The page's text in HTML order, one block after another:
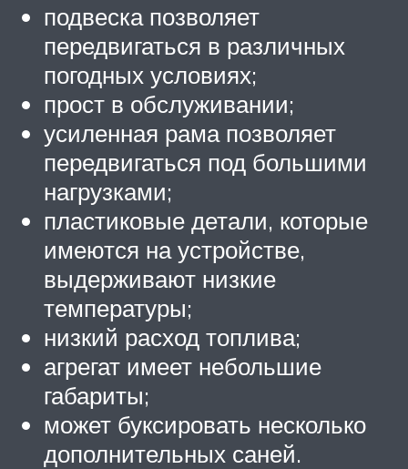
подвеска позволяет
передвигаться в различных
погодных условиях;
прост в обслуживании;
усиленная рама позволяет
передвигаться под большими
нагрузками;
пластиковые детали, которые
имеются на устройстве,
выдерживают низкие
температуры;
низкий расход топлива;
агрегат имеет небольшие
габариты;
может буксировать несколько
дополнительных саней.